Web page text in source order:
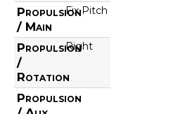
Propulsion
/ Main
Fix Pitch
Propulsion
/
Rotation
Right
Propulsion